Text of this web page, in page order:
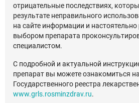
отрицательные последствиях,
результате неправильного
на сайте информации и настоятельно
выбором препарата
специалистом.
С подробной и актуальной
препарат вы можете ознакомиться
Государственного реестра
www.grls.rosminzdrav.ru.